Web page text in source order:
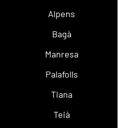
Alpens
Bagà
Manresa
Palafolls
Tiana
Teià